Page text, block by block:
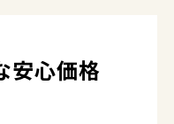
安心価格